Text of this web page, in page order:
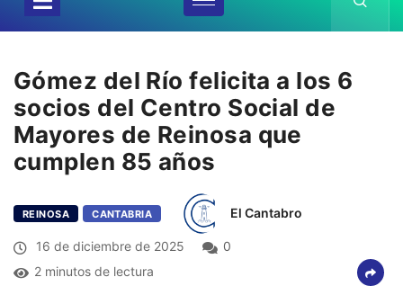
Gómez del Río felicita a los 6
socios del Centro Social de
Mayores de Reinosa que
cumplen 85 años
REINOSA CANTABRIA El Cantabro
16 de diciembre de 2025
0
2 minutos de lectura